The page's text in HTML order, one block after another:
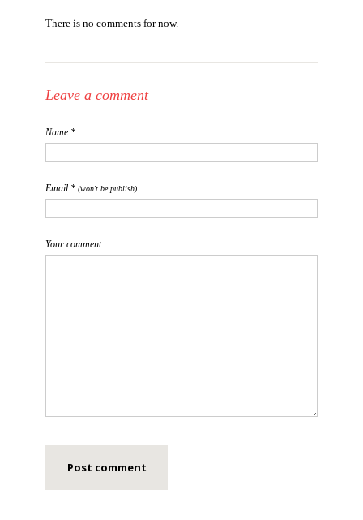
There is no comments for now.
Leave a comment
Name *
Email * (won't be publish)
Your comment